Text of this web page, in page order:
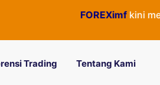
FOREXimfkini menjadi
Trading Tentang Kami